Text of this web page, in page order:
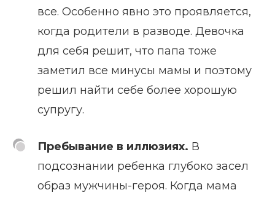
все. Особенно явно это проявляется,
когда родители в разводе. Девочка
для себя решит, что папа тоже
заметил все минусы мамы и поэтому
решил найти себе более хорошую
супругу.
Пребывание в иллюзиях. В
подсознании ребенка глубоко засел
образ мужчины-героя. Когда мама